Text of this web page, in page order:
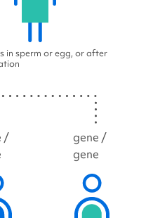
in sperm or egg, or after
/
gene /
gene